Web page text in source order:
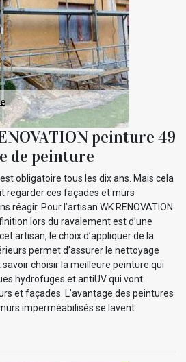
peinture 49
de peinture
obligatoire tous les dix ans. Mais cela
regarder ces façades et murs
réagir. Pour l’artisan WK RENOVATION
lors du ravalement est d’une
artisan, le choix d’appliquer de la
permet d’assurer le nettoyage
choisir la meilleure peinture qui
hydrofuges et antiUV qui vont
et façades. L’avantage des peintures
imperméabilisés se lavent